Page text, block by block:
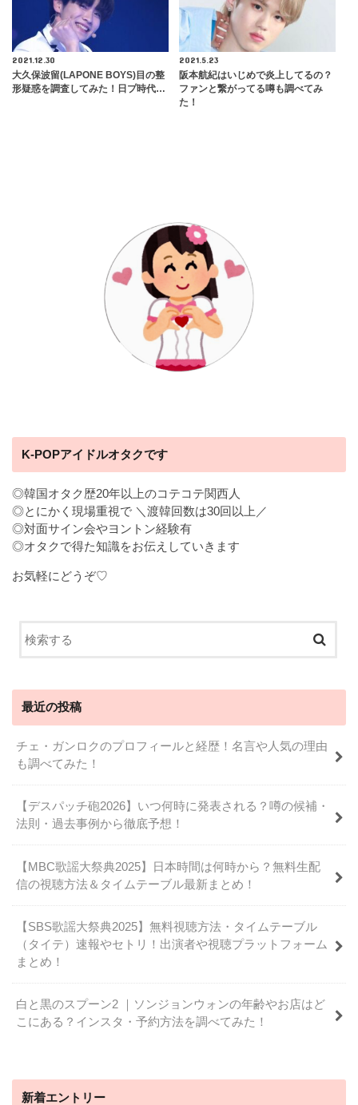
2021.12.30
大久保波留(LAPONE BOYS)目の整
形疑惑を調査してみた！日プ時代…
2021.5.23
阪本航紀はいじめで炎上してるの？
ファンと繋がってる噂も調べてみ
た！
K-POPアイドルオタクです
◎韓国オタク歴20年以上のコテコテ関西人
◎とにかく現場重視で ＼渡韓回数は30回以上／
◎対面サイン会やヨントン経験有
◎オタクで得た知識をお伝えしていきます
お気軽にどうぞ♡
最近の投稿
チェ・ガンロクのプロフィールと経歴！名言や人気の理由
も調べてみた！
【デスパッチ砲2026】いつ何時に発表される？噂の候補・
法則・過去事例から徹底予想！
【MBC歌謡大祭典2025】日本時間は何時から？無料生配
信の視聴方法＆タイムテーブル最新まとめ！
【SBS歌謡大祭典2025】無料視聴方法・タイムテーブル
（タイテ）速報やセトリ！出演者や視聴プラットフォーム
まとめ！
白と黒のスプーン2 ｜ソンジョンウォンの年齢やお店はど
こにある？インスタ・予約方法を調べてみた！
新着エントリー